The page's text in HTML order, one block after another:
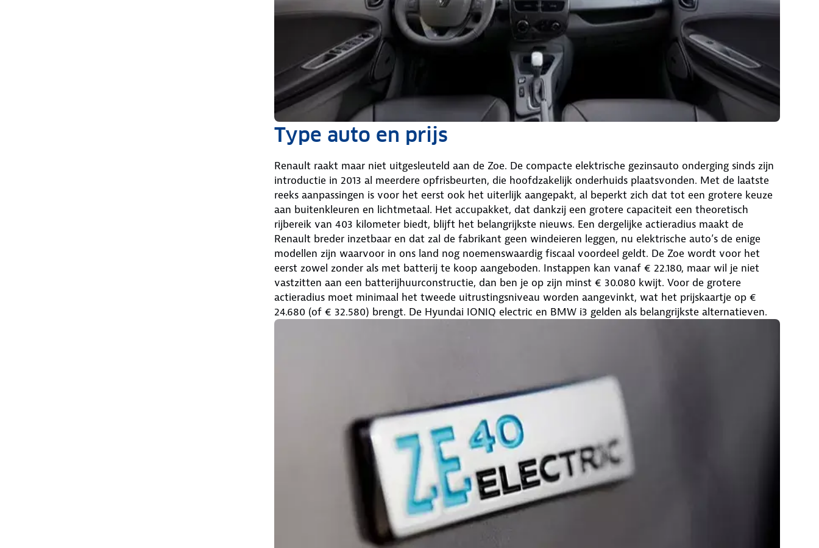
Type auto en prijs
Renault raakt maar niet uitgesleuteld aan de Zoe. De compacte elektrische gezinsauto onderging sinds zijn
introductie in 2013 al meerdere opfrisbeurten, die hoofdzakelijk onderhuids plaatsvonden. Met de laatste
reeks aanpassingen is voor het eerst ook het uiterlijk aangepakt, al beperkt zich dat tot een grotere keuze
aan buitenkleuren en lichtmetaal. Het accupakket, dat dankzij een grotere capaciteit een theoretisch
rijbereik van 403 kilometer biedt, blijft het belangrijkste nieuws. Een dergelijke actieradius maakt de
Renault breder inzetbaar en dat zal de fabrikant geen windeieren leggen, nu elektrische auto’s de enige
modellen zijn waarvoor in ons land nog noemenswaardig fiscaal voordeel geldt. De Zoe wordt voor het
eerst zowel zonder als met batterij te koop aangeboden. Instappen kan vanaf € 22.180, maar wil je niet
vastzitten aan een batterijhuurconstructie, dan ben je op zijn minst € 30.080 kwijt. Voor de grotere
actieradius moet minimaal het tweede uitrustingsniveau worden aangevinkt, wat het prijskaartje op €
24.680 (of € 32.580) brengt. De Hyundai IONIQ electric en BMW i3 gelden als belangrijkste alternatieven.